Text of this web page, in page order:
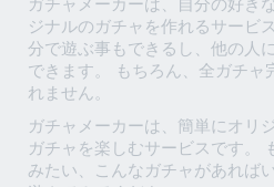
ガチャメーカーは、自分の好き
ジナルのガチャを作れるサービ
分で遊ぶ事もできるし、他の人
できます。 もちろん、全ガチャ
れません。
ガチャメーカーは、簡単にオリ
ガチャを楽しむサービスです。
みたい、こんなガチャがあれば